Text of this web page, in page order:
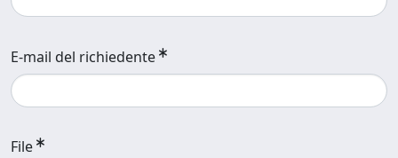
E-mail del richiedente
File